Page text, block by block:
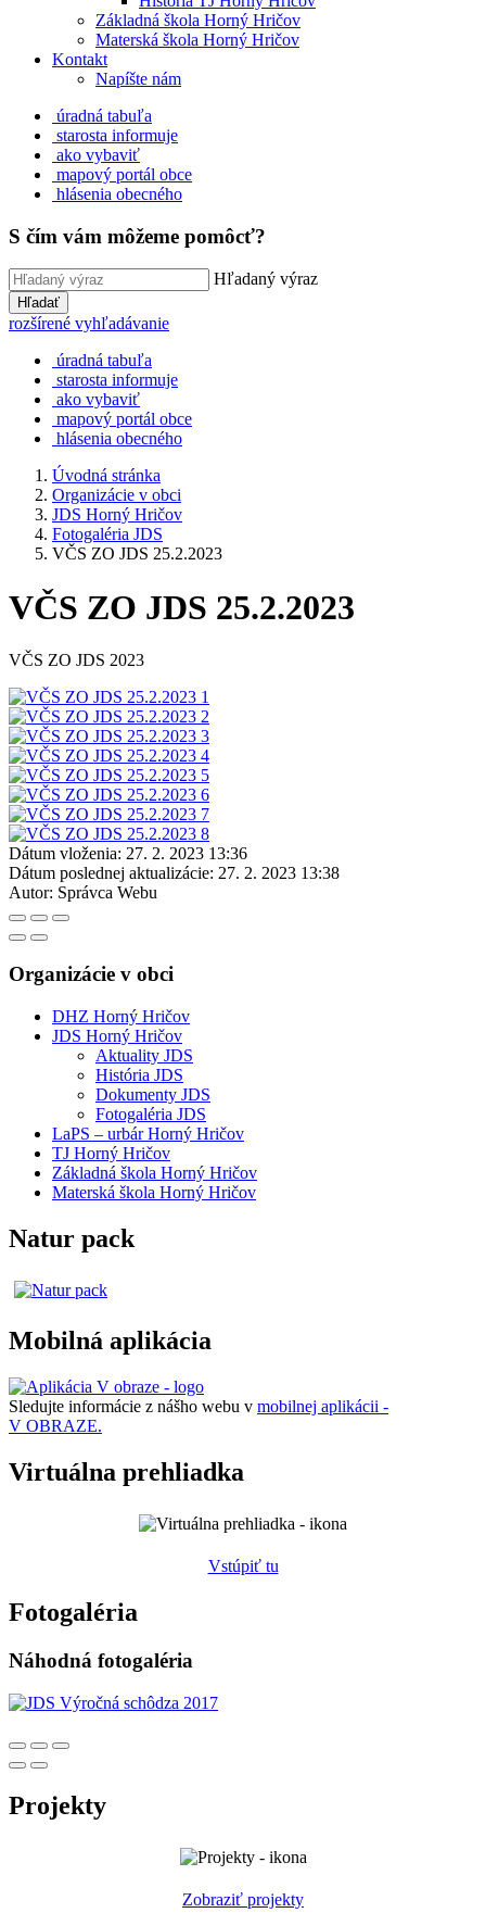
Základná škola Horný Hričov
Materská škola Horný Hričov
Kontakt
Napíšte nám
úradná tabuľa
starosta informuje
ako vybaviť
mapový portál obce
hlásenia obecného
S čím vám môžeme pomôcť?
Hľadaný výraz
Hľadať
rozšírené vyhľadávanie
úradná tabuľa
starosta informuje
ako vybaviť
mapový portál obce
hlásenia obecného
Úvodná stránka
Organizácie v obci
JDS Horný Hričov
Fotogaléria JDS
VČS ZO JDS 25.2.2023
VČS ZO JDS 25.2.2023
VČS ZO JDS 2023
Dátum vloženia: 27. 2. 2023 13:36
Dátum poslednej aktualizácie: 27. 2. 2023 13:38
Autor: Správca Webu
Organizácie v obci
DHZ Horný Hričov
JDS Horný Hričov
Aktuality JDS
História JDS
Dokumenty JDS
Fotogaléria JDS
LaPS – urbár Horný Hričov
TJ Horný Hričov
Základná škola Horný Hričov
Materská škola Horný Hričov
Natur pack
Mobilná aplikácia
Sledujte informácie z nášho webu v mobilnej aplikácii -
V OBRAZE.
Virtuálna prehliadka
Vstúpiť tu
Fotogaléria
Náhodná fotogaléria
Projekty
Zobraziť projekty